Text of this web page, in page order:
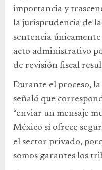
importancia y
la jurisprudencia de
sentencia
acto administrativo
de revisión fiscal
Durante el proceso,
señaló que
“enviar un mensaje
México sí ofrece
el sector privado,
somos garantes los